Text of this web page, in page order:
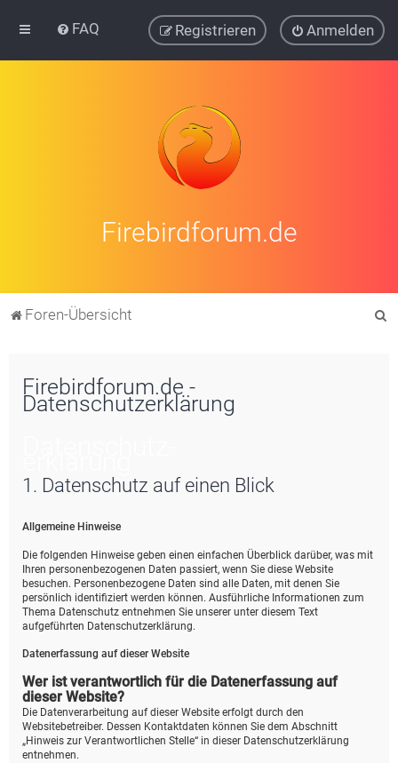
FAQ Anmelden
Registrieren
Firebirdforum.de
Foren-Übersicht
Firebirdforum.de -
Datenschutzerklärung
1. Datenschutz auf einen Blick
Allgemeine Hinweise
Die folgenden Hinweise geben einen einfachen Überblick darüber, was mit
Ihren personenbezogenen Daten passiert, wenn Sie diese Website
besuchen. Personenbezogene Daten sind alle Daten, mit denen Sie
persönlich identifiziert werden können. Ausführliche Informationen zum
Thema Datenschutz entnehmen Sie unserer unter diesem Text
aufgeführten Datenschutzerklärung.
Datenerfassung auf dieser Website
Wer ist verantwortlich für die Datenerfassung auf
dieser Website?
Die Datenverarbeitung auf dieser Website erfolgt durch den
Websitebetreiber. Dessen Kontaktdaten können Sie dem Abschnitt
„Hinweis zur Verantwortlichen Stelle“ in dieser Datenschutzerklärung
entnehmen.